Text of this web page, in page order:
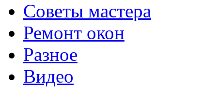
Советы мастера
Ремонт окон
Разное
Видео